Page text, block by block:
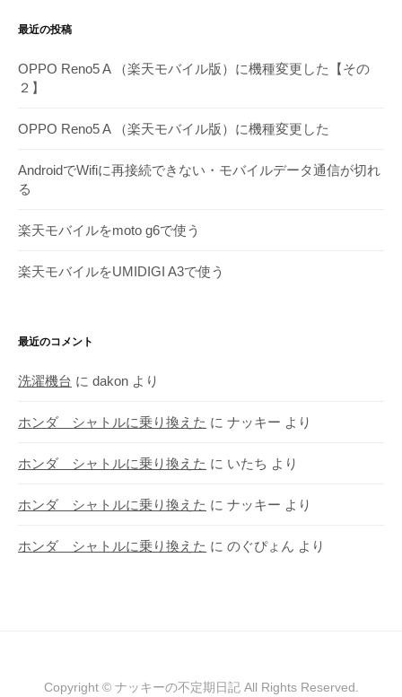
ー
イ
ブ
最近の投稿
OPPO Reno5 A （楽天モバイル版）に機種変更した【その
２】
OPPO Reno5 A （楽天モバイル版）に機種変更した
AndroidでWifiに再接続できない・モバイルデータ通信が切れ
る
楽天モバイルをmoto g6で使う
楽天モバイルをUMIDIGI A3で使う
最近のコメント
洗濯機台 に dakon より
ホンダ シャトルに乗り換えた に ナッキー より
ホンダ シャトルに乗り換えた に いたち より
ホンダ シャトルに乗り換えた に ナッキー より
ホンダ シャトルに乗り換えた に のぐぴょん より
Copyright © ナッキーの不定期日記 All Rights Reserved.